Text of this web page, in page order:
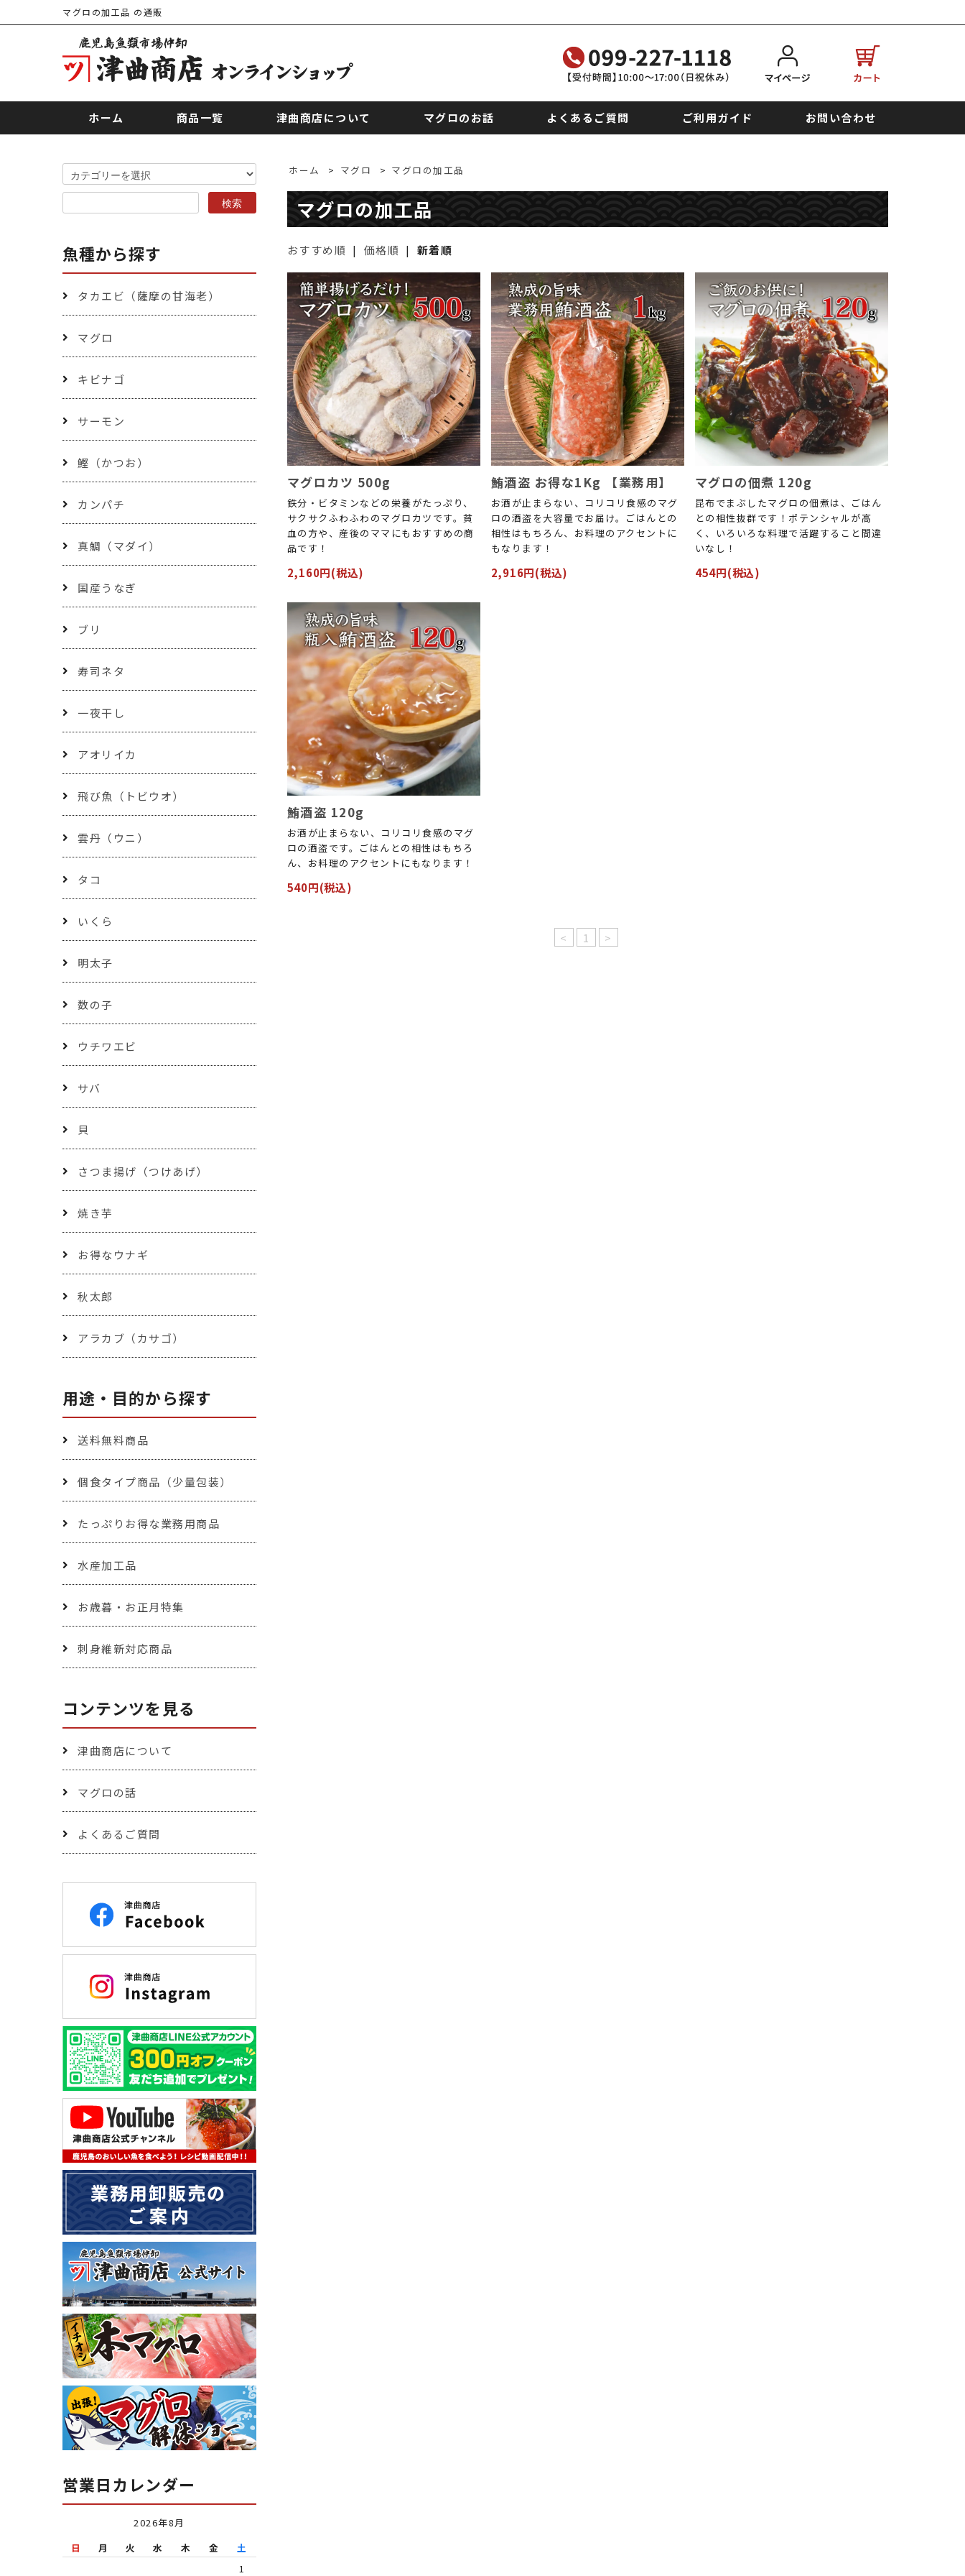
マグロの加工品 の通販
ホーム 商品一覧 津曲商店について マグロのお話 よくあるご質問 ご利用ガイド お問い合わせ
ホーム > マグロ > マグロの加工品
マグロの加工品
おすすめ順 | 価格順 | 新着順
マグロカツ 500g
鉄分・ビタミンなどの栄養がたっぷり、
サクサクふわふわのマグロカツです。貧
血の方や、産後のママにもおすすめの商
品です！
2,160円(税込)
鮪酒盗 お得な1Kg 【業務用】
お酒が止まらない、コリコリ食感のマグ
ロの酒盗を大容量でお届け。ごはんとの
相性はもちろん、お料理のアクセントに
もなります！
2,916円(税込)
マグロの佃煮 120g
昆布でまぶしたマグロの佃煮は、ごはん
との相性抜群です！ポテンシャルが高
く、いろいろな料理で活躍すること間違
いなし！
454円(税込)
鮪酒盗 120g
お酒が止まらない、コリコリ食感のマグ
ロの酒盗です。ごはんとの相性はもちろ
ん、お料理のアクセントにもなります！
540円(税込)
< 1 >
魚種から探す
タカエビ（薩摩の甘海老）
マグロ
キビナゴ
サーモン
鰹（かつお）
カンパチ
真鯛（マダイ）
国産うなぎ
ブリ
寿司ネタ
一夜干し
アオリイカ
飛び魚（トビウオ）
雲丹（ウニ）
タコ
いくら
明太子
数の子
ウチワエビ
サバ
貝
さつま揚げ（つけあげ）
焼き芋
お得なウナギ
秋太郎
アラカブ（カサゴ）
用途・目的から探す
送料無料商品
個食タイプ商品（少量包装）
たっぷりお得な業務用商品
水産加工品
お歳暮・お正月特集
刺身維新対応商品
コンテンツを見る
津曲商店について
マグロの話
よくあるご質問
営業日カレンダー
2026年8月
日
月 火 水 木 金
土
1